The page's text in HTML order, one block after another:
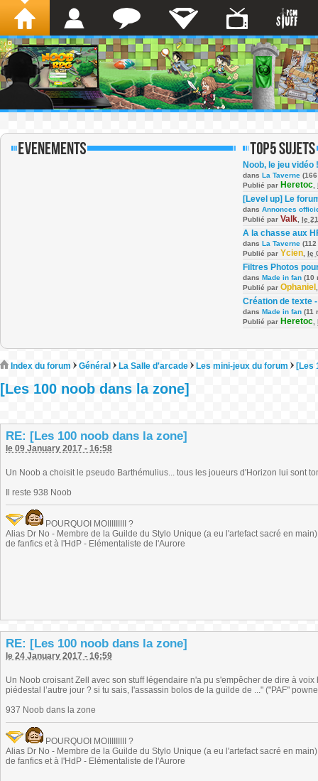
Noob, le jeu vidéo !
dans La Taverne
Publié par Heretoc
[Level up] Le
dans Annonces
Publié par Valk le
A la chasse aux
dans La Taverne
Publié par Ycien le
Filtres Photos
dans Made in fan (10
Publié par Ophaniel
Création de texte
dans Made in fan (11
Publié par Heretoc
Index du forum Général La Salle d'arcade Les mini-jeux du forum [Les
[Les 100 noob dans la zone]
RE: [Les 100 noob dans la zone]
le 09 January 2017 - 16:58
Un Noob a choisit le pseudo Barthémulius... tous les joueurs d'Horizon lui sont
Il reste 938 Noob
POURQUOI MOIIIIIIIII ?
Alias Dr No - Membre de la Guilde du Stylo Unique (a eu l'artefact sacré en
de fanfics et à l'HdP - Elémentaliste de l'Aurore
RE: [Les 100 noob dans la zone]
le 24 January 2017 - 16:59
Un Noob croisant Zell avec son stuff légendaire n'a pu s'empêcher de dire à
piédestal l’autre jour ? si tu sais, l'assassin bolos de la guilde de ..." ("PAF"
937 Noob dans la zone
POURQUOI MOIIIIIIIII ?
Alias Dr No - Membre de la Guilde du Stylo Unique (a eu l'artefact sacré en
de fanfics et à l'HdP - Elémentaliste de l'Aurore